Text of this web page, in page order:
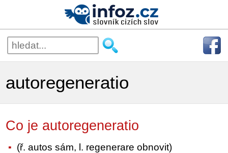
autoregeneratio
Co je autoregeneratio
(ř. autos sám, l. regenerare obnovit)